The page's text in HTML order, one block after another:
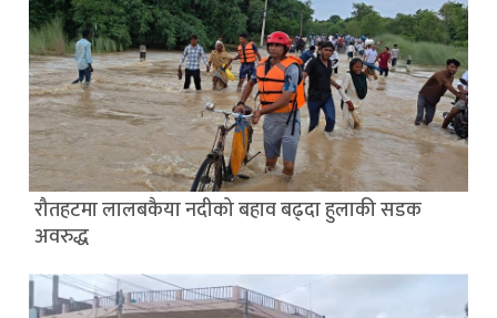
रौतहटमा लालबकैया नदीको बहाव बढ्दा हुलाकी सडक
अवरुद्ध